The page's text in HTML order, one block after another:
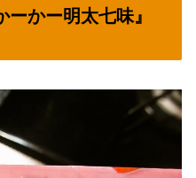
ーかー明太七味』